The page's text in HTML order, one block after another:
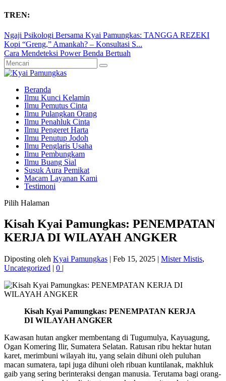
TREN:
Ngaji Psikologi Bersama Kyai Pamungkas: TANGGA REZEKI
Kopi “Greng,” Amankah? – Konsultasi S...
Cara Mendeteksi Power Benda Bertuah
Beranda
Ilmu Kunci Kelamin
Ilmu Pemutus Cinta
Ilmu Pulangkan Orang
Ilmu Penahluk Cinta
Ilmu Pengeret Harta
Ilmu Penutup Jodoh
Ilmu Penglaris Usaha
Ilmu Pembungkam
Ilmu Buang Sial
Susuk Aura Pemikat
Macam Layanan Kami
Testimoni
Pilih Halaman
Kisah Kyai Pamungkas: PENEMPATAN
KERJA DI WILAYAH ANGKER
Diposting oleh Kyai Pamungkas | Feb 15, 2025 | Mister Mistis,
Uncategorized | 0 |
Kisah Kyai Pamungkas: PENEMPATAN KERJA
DI WILAYAH ANGKER
Kawasan hutan angker membentang di Tugumulya, Kayuagung,
Ogan Komering Ilir, Sumatera Selatan. Ratusan ribu hektar hutan
karet, merimbuni wilayah itu, yang selain dihuni oleh puluhan
macan sumatera, tapi juga dihuni oleh ribuan kuntilanak, makhluk
gaib yang sering berinteraksi dengan manusia. Terutama bagi orang-